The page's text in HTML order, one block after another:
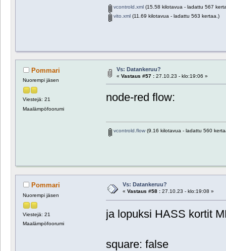
vcontrold.xml(15.58 kilotavua - ladattu 567
vito.xml(11.69 kilotavua - ladattu 563 kertaa.)
Pommari
Nuorempi jäsen
Viestejä: 21
Maalämpöfoorumi
Vs: Datankeruu?
« Vastaus #57 :27.10.23 - klo:19:06 »
node-red flow:
vcontrold.flow(9.16 kilotavua - ladattu 560
Pommari
Nuorempi jäsen
Viestejä: 21
Maalämpöfoorumi
Vs: Datankeruu?
« Vastaus #58 :27.10.23 - klo:19:08 »
ja lopuksi HASS kortit
square: false